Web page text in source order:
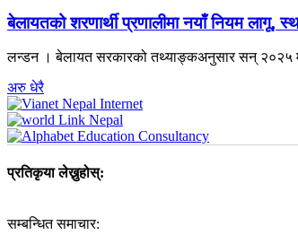
बेलायतको शरणार्थी प्रणालीमा नयाँ नियम लागू,
लन्डन । बेलायत सरकारको तथ्याङ्कअनुसार सन् २०२५
अरु धेरै
प्रतिकृया लेख्नुहोस्:
सम्बन्धित समाचार: